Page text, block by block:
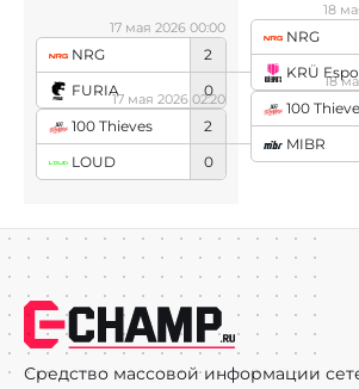
NRG
2
FURIA
0
17 мая 2026 00:00
100 Thieves
2
LOUD
0
17 мая 2026 02:20
NRG
KRÜ
18
100
MIBR
18
Средство массовой информации